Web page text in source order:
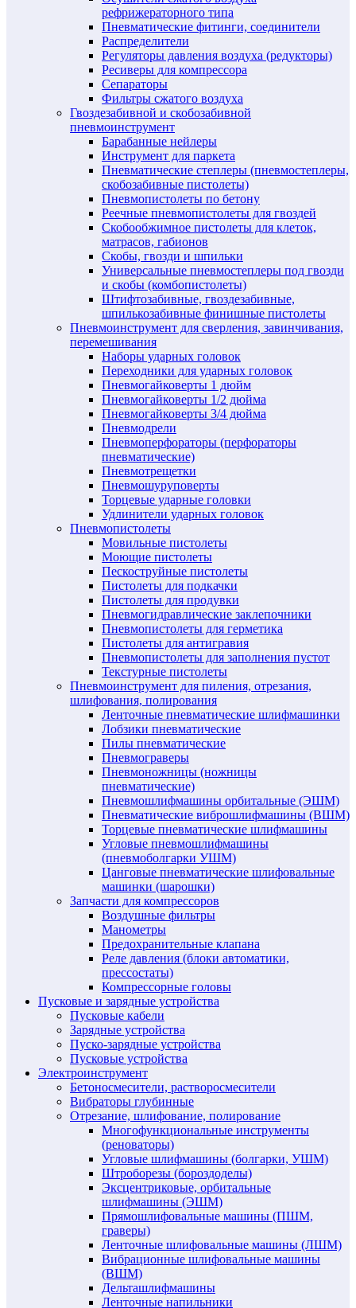
рефрижераторного типа
Пневматические фитинги, соединители
Распределители
Регуляторы давления воздуха (редукторы)
Ресиверы для компрессора
Сепараторы
Фильтры сжатого воздуха
Гвоздезабивной и скобозабивной
пневмоинструмент
Барабанные нейлеры
Инструмент для паркета
Пневматические степлеры (пневмостеплеры,
скобозабивные пистолеты)
Пневмопистолеты по бетону
Реечные пневмопистолеты для гвоздей
Скобообжимное пистолеты для клеток,
матрасов, габионов
Скобы, гвозди и шпильки
Универсальные пневмостеплеры под гвозди
и скобы (комбопистолеты)
Штифтозабивные, гвоздезабивные,
шпилькозабивные финишные пистолеты
Пневмоинструмент для сверления, завинчивания,
перемешивания
Наборы ударных головок
Переходники для ударных головок
Пневмогайковерты 1 дюйм
Пневмогайковерты 1/2 дюйма
Пневмогайковерты 3/4 дюйма
Пневмодрели
Пневмоперфораторы (перфораторы
пневматические)
Пневмотрещетки
Пневмошуруповерты
Торцевые ударные головки
Удлинители ударных головок
Пневмопистолеты
Мовильные пистолеты
Моющие пистолеты
Пескоструйные пистолеты
Пистолеты для подкачки
Пистолеты для продувки
Пневмогидравлические заклепочники
Пневмопистолеты для герметика
Пистолеты для антигравия
Пневмопистолеты для заполнения пустот
Текстурные пистолеты
Пневмоинструмент для пиления, отрезания,
шлифования, полирования
Ленточные пневматические шлифмашинки
Лобзики пневматические
Пилы пневматические
Пневмограверы
Пневмоножницы (ножницы
пневматические)
Пневмошлифмашины орбитальные (ЭШМ)
Пневматические виброшлифмашины (ВШМ)
Торцевые пневматические шлифмашины
Угловые пневмошлифмашины
(пневмоболгарки УШМ)
Цанговые пневматические шлифовальные
машинки (шарошки)
Запчасти для компрессоров
Воздушные фильтры
Манометры
Предохранительные клапана
Реле давления (блоки автоматики,
прессостаты)
Компрессорные головы
Пусковые и зарядные устройства
Пусковые кабели
Зарядные устройства
Пуско-зарядные устройства
Пусковые устройства
Электроинструмент
Бетоносмесители, растворосмесители
Вибраторы глубинные
Отрезание, шлифование, полирование
Многофункциональные инструменты
(реноваторы)
Угловые шлифмашины (болгарки, УШМ)
Штроборезы (бороздоделы)
Эксцентриковые, орбитальные
шлифмашины (ЭШМ)
Прямошлифовальные машины (ПШМ,
граверы)
Ленточные шлифовальные машины (ЛШМ)
Вибрационные шлифовальные машины
(ВШМ)
Дельташлифмашины
Ленточные напильники